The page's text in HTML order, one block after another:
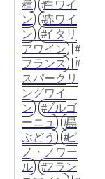
種
白ワイ
ン
赤ワイ
ン
イタリ
アワイン
フランス
スパークリ
ングワイ
ン
ブルゴ
ーニュ
黒
ぶどう
ピ
ノ・ノワー
ル
フラン